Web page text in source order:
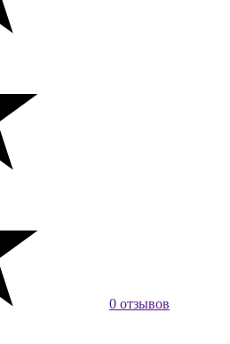
0 отзывов